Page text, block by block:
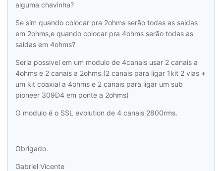
alguma chavinha?
Se sim quando colocar pra 2ohms serão todas as saidas
em 2ohms,e quando colocar pra 4ohms serão todas as
saidas em 4ohms?
Seria possivel em um modulo de 4canais usar 2 canais a
4ohms e 2 canais a 2ohms.(2 canais para ligar 1kit 2 vias +
um kit coaxial a 4ohms e 2 canais para ligar um sub
pioneer 309D4 em ponte a 2ohms)
O modulo é o SSL evolution de 4 canais 2800rms.
Obrigado.
Gabriel Vicente